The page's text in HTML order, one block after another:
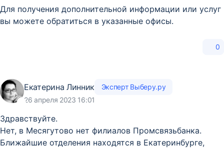
Для получения дополнительной информации или услуг
вы можете обратиться в указанные офисы.
0
Екатерина Линник
Эксперт Выберу.ру
26 апреля 2023 16:01
Здравствуйте.
Нет, в Месягутово нет филиалов Промсвязьбанка.
Ближайшие отделения находятся в Екатеринбурге,